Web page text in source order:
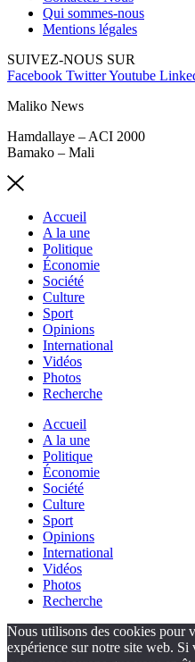
Qui sommes-nous
Mentions légales
SUIVEZ-NOUS SUR
Facebook TwitterYoutube
Maliko News
Hamdallaye – ACI 2000
Bamako – Mali
Accueil
A la une
Politique
Économie
Société
Culture
Sport
Opinions
International
Vidéos
Photos
Recherche
Accueil
A la une
Politique
Économie
Société
Culture
Sport
Opinions
International
Vidéos
Photos
Recherche
Nous utilisons des cookies pour
expérience sur notre site web.